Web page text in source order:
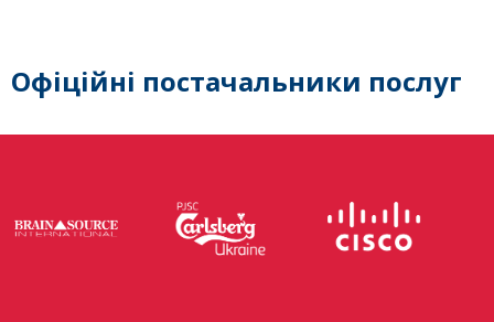
Офіційні постачальники послуг